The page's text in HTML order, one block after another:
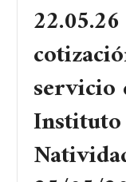
servicio